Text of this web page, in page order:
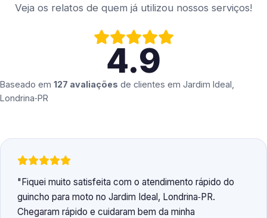
Veja os relatos de quem já utilizou nossos serviços!
4.9
Baseado em 127 avaliações de clientes em Jardim Ideal,
Londrina‑PR
Fiquei muito satisfeita com o atendimento rápido do
guincho para moto no Jardim Ideal, Londrina‑PR.
Chegaram rápido e cuidaram bem da minha